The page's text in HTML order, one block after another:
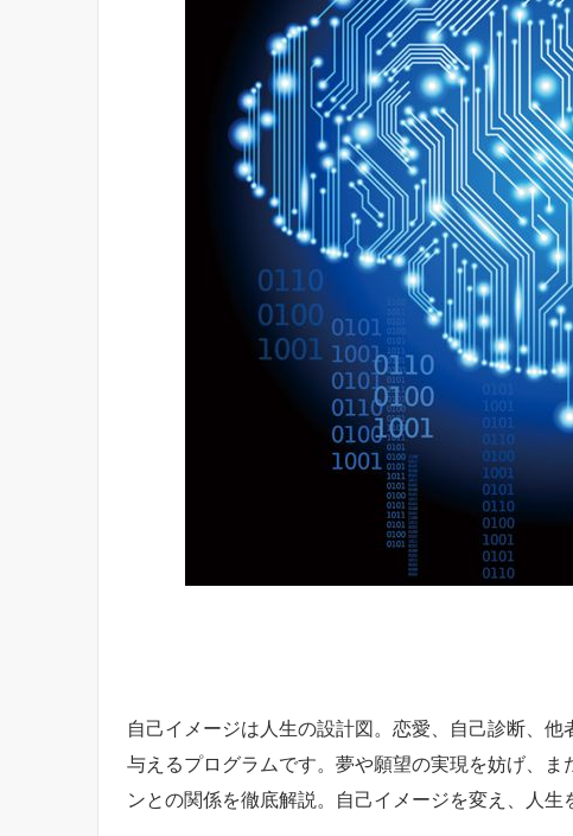
自己イメージは人生の設計図。恋愛、自己診断、
与えるプログラムです。夢や願望の実現を妨げ、
ンとの関係を徹底解説。自己イメージを変え、人生